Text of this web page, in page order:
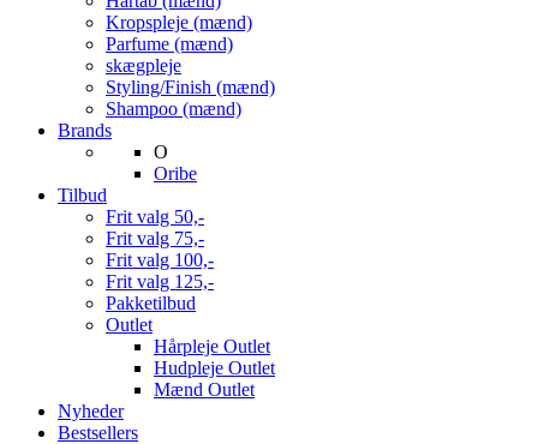
Kropspleje (mænd)
Parfume (mænd)
skægpleje
Styling/Finish (mænd)
Shampoo (mænd)
Brands
O
Oribe
Tilbud
Frit valg 50,-
Frit valg 75,-
Frit valg 100,-
Frit valg 125,-
Pakketilbud
Outlet
Hårpleje Outlet
Hudpleje Outlet
Mænd Outlet
Nyheder
Bestsellers